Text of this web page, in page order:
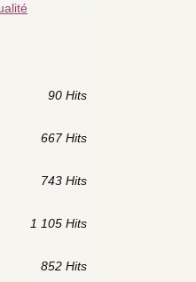
90 Hits
667 Hits
743 Hits
1 105 Hits
852 Hits